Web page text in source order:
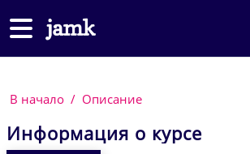
Боковая панель
В начало Описание
Информация о курсе